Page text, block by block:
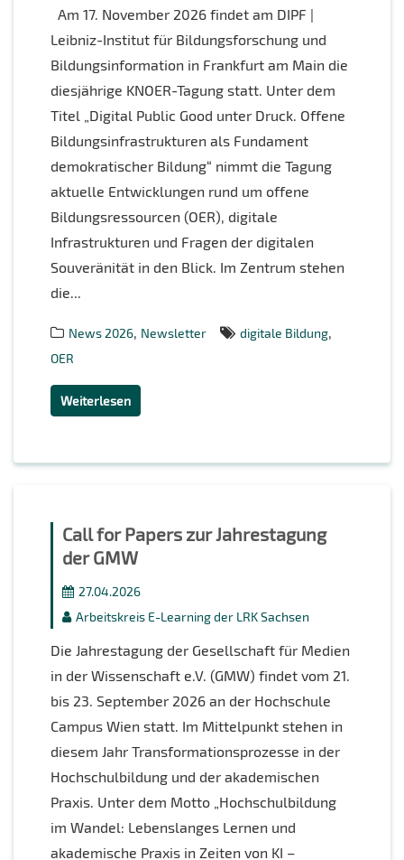
Am 17. November 2026 findet am DIPF |
Leibniz-Institut für Bildungsforschung und
Bildungsinformation in Frankfurt am Main die
diesjährige KNOER-Tagung statt. Unter dem
Titel „Digital Public Good unter Druck. Offene
Bildungsinfrastrukturen als Fundament
demokratischer Bildung“ nimmt die Tagung
aktuelle Entwicklungen rund um offene
Bildungsressourcen (OER), digitale
Infrastrukturen und Fragen der digitalen
Souveränität in den Blick. Im Zentrum stehen
die...
News 2026, Newsletter digitale Bildung,
OER
Weiterlesen
Call for Papers zur Jahrestagung
der GMW
27.04.2026
Arbeitskreis E-Learning der LRK Sachsen
Die Jahrestagung der Gesellschaft für Medien
in der Wissenschaft e.V. (GMW) findet vom 21.
bis 23. September 2026 an der Hochschule
Campus Wien statt. Im Mittelpunkt stehen in
diesem Jahr Transformationsprozesse in der
Hochschulbildung und der akademischen
Praxis. Unter dem Motto „Hochschulbildung
im Wandel: Lebenslanges Lernen und
akademische Praxis in Zeiten von KI –